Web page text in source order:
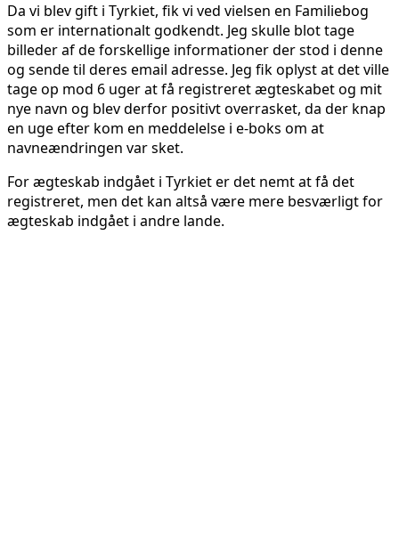
Da vi blev gift i Tyrkiet, fik vi ved vielsen en Familiebog
som er internationalt godkendt. Jeg skulle blot tage
billeder af de forskellige informationer der stod i denne
og sende til deres email adresse. Jeg fik oplyst at det ville
tage op mod 6 uger at få registreret ægteskabet og mit
nye navn og blev derfor positivt overrasket, da der knap
en uge efter kom en meddelelse i e-boks om at
navneændringen var sket.
For ægteskab indgået i Tyrkiet er det nemt at få det
registreret, men det kan altså være mere besværligt for
ægteskab indgået i andre lande.